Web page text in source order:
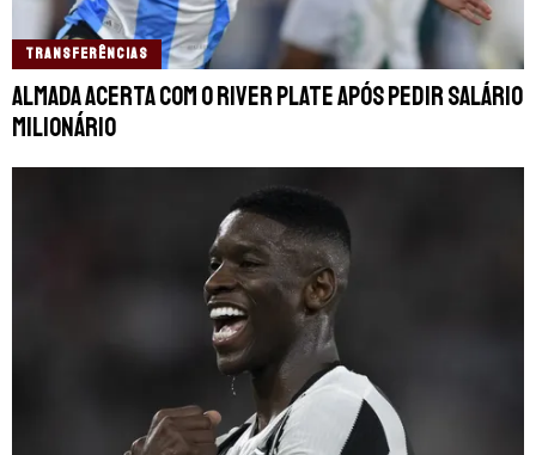
TRANSFERÊNCIAS
Almada acerta com o River Plate após pedir salário
milionário